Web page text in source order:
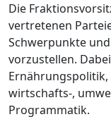
Die
vertretenen
Schwerpunkte
vorzustellen.
wirtschafts-,
Programmatik.